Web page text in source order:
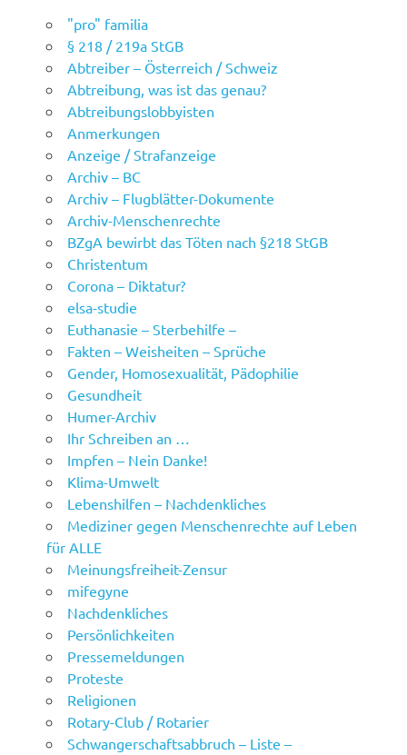
"pro" familia
§ 218 / 219a StGB
Abtreiber – Österreich / Schweiz
Abtreibung, was ist das genau?
Abtreibungslobbyisten
Anmerkungen
Anzeige / Strafanzeige
Archiv – BC
Archiv – Flugblätter-Dokumente
Archiv-Menschenrechte
BZgA bewirbt das Töten nach §218 StGB
Christentum
Corona – Diktatur?
elsa-studie
Euthanasie – Sterbehilfe –
Fakten – Weisheiten – Sprüche
Gender, Homosexualität, Pädophilie
Gesundheit
Humer-Archiv
Ihr Schreiben an …
Impfen – Nein Danke!
Klima-Umwelt
Lebenshilfen – Nachdenkliches
Mediziner gegen Menschenrechte auf Leben
für ALLE
Meinungsfreiheit-Zensur
mifegyne
Nachdenkliches
Persönlichkeiten
Pressemeldungen
Proteste
Religionen
Rotary-Club / Rotarier
Schwangerschaftsabbruch – Liste –